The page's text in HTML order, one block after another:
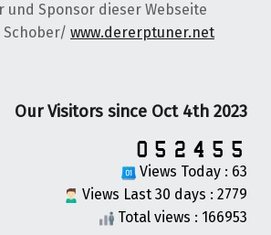
und Sponsor dieser Webseite
Schober/ www.dererptuner.net
Our Visitors since Oct 4th 2023
Views Today : 63
Views Last 30 days : 2779
Total views : 166953